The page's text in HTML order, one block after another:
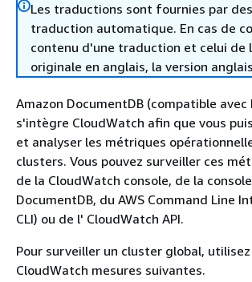
Les traductions sont fournies par
traduction automatique. En cas de
contenu d'une traduction et celui de
originale en anglais, la version
Amazon DocumentDB (compatible avec
s'intègre CloudWatch afin que vous
et analyser les métriques
clusters. Vous pouvez surveiller ces
de la CloudWatch console, de la
DocumentDB, du AWS Command Line
CLI) ou de l' CloudWatch API.
Pour surveiller un cluster global,
CloudWatch mesures suivantes.